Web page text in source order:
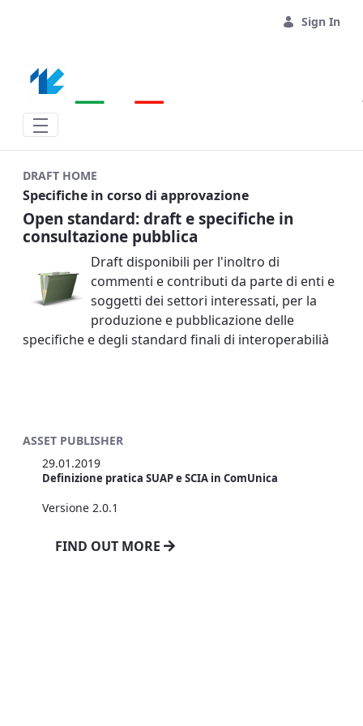
Sign In
DRAFT HOME
Specifiche in corso di approvazione
Open standard: draft e specifiche in
consultazione pubblica
Draft disponibili per l'inoltro di
commenti e contributi da parte di enti e
soggetti dei settori interessati, per la
produzione e pubblicazione delle
specifiche e degli standard finali di interoperabilià
ASSET PUBLISHER
29.01.2019
Definizione pratica SUAP e SCIA in ComUnica
Versione 2.0.1
FIND OUT MORE